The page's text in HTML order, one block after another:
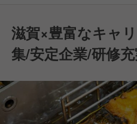
滋賀×豊富なキャ
集/安定企業/研修